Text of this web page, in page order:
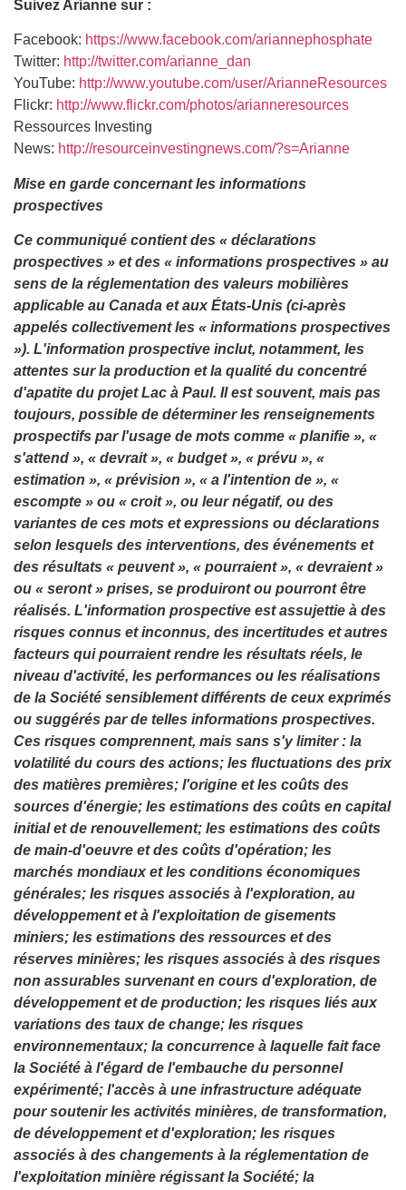
Suivez Arianne sur :
Facebook: https://www.facebook.com/ariannephosphate
Twitter: http://twitter.com/arianne_dan
YouTube: http://www.youtube.com/user/ArianneResources
Flickr: http://www.flickr.com/photos/arianneresources
Ressources Investing
News: http://resourceinvestingnews.com/?s=Arianne
Mise en garde concernant les informations
prospectives
Ce communiqué contient des « déclarations
prospectives » et des « informations prospectives » au
sens de la réglementation des valeurs mobilières
applicable au Canada et aux États-Unis (ci-après
appelés collectivement les « informations prospectives
»). L'information prospective inclut, notamment, les
attentes sur la production et la qualité du concentré
d'apatite du projet Lac à Paul. Il est souvent, mais pas
toujours, possible de déterminer les renseignements
prospectifs par l'usage de mots comme « planifie », «
s'attend », « devrait », « budget », « prévu », «
estimation », « prévision », « a l'intention de », «
escompte » ou « croit », ou leur négatif, ou des
variantes de ces mots et expressions ou déclarations
selon lesquels des interventions, des événements et
des résultats « peuvent », « pourraient », « devraient »
ou « seront » prises, se produiront ou pourront être
réalisés. L'information prospective est assujettie à des
risques connus et inconnus, des incertitudes et autres
facteurs qui pourraient rendre les résultats réels, le
niveau d'activité, les performances ou les réalisations
de la Société sensiblement différents de ceux exprimés
ou suggérés par de telles informations prospectives.
Ces risques comprennent, mais sans s'y limiter : la
volatilité du cours des actions; les fluctuations des prix
des matières premières; l'origine et les coûts des
sources d'énergie; les estimations des coûts en capital
initial et de renouvellement; les estimations des coûts
de main-d'oeuvre et des coûts d'opération; les
marchés mondiaux et les conditions économiques
générales; les risques associés à l'exploration, au
développement et à l'exploitation de gisements
miniers; les estimations des ressources et des
réserves minières; les risques associés à des risques
non assurables survenant en cours d'exploration, de
développement et de production; les risques liés aux
variations des taux de change; les risques
environnementaux; la concurrence à laquelle fait face
la Société à l'égard de l'embauche du personnel
expérimenté; l'accès à une infrastructure adéquate
pour soutenir les activités minières, de transformation,
de développement et d'exploration; les risques
associés à des changements à la réglementation de
l'exploitation minière régissant la Société; la